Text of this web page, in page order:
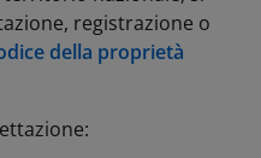
registrazione o
della proprietà